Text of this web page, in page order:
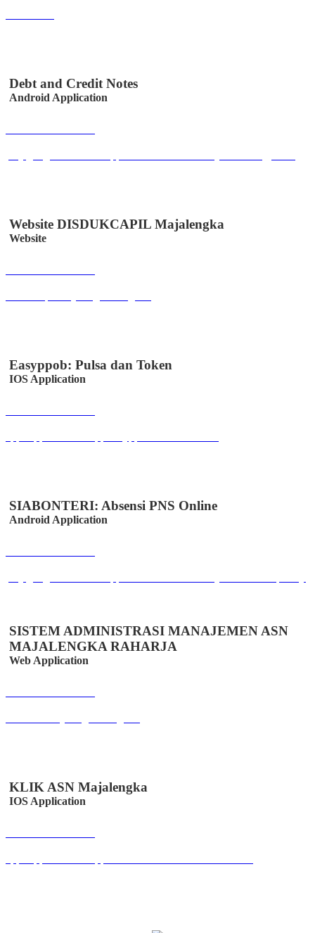
Debt and Credit Notes
Android Application
Website DISDUKCAPIL Majalengka
Website
Easyppob: Pulsa dan Token
IOS Application
SIABONTERI: Absensi PNS Online
Android Application
SISTEM ADMINISTRASI MANAJEMEN ASN
MAJALENGKA RAHARJA
Web Application
KLIK ASN Majalengka
IOS Application